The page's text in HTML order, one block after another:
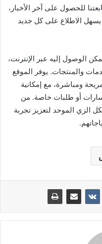
للحصول على آخر الأخبار،
الاطلاع على كل جديد
الوصول إليه عبر الإنترنت،
والمنتجات. يوفر الموقع
ومباشرة، مع إمكانية
أو طلبات خاصة. من
الموحد لتعزيز تجربة